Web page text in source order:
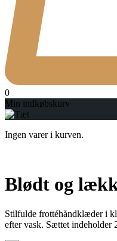
0
Min indkøbskurv
Ingen varer i kurven.
Blødt og
Stilfulde frottéhåndklæder i
efter vask. Sættet